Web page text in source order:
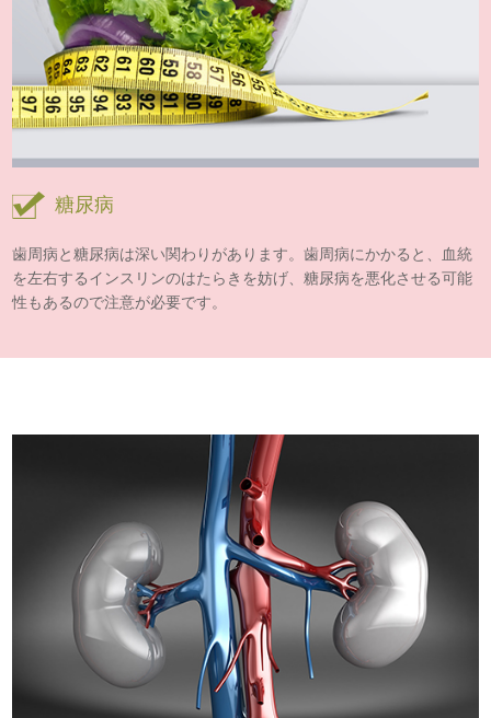
糖尿病
歯周病と糖尿病は深い関わりがあります。歯周病にかかると、血統
を左右するインスリンのはたらきを妨げ、糖尿病を悪化させる可能
性もあるので注意が必要です。